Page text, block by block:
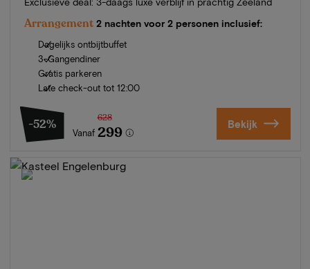
Arrangement 2 nachten voor 2 personen inclusief:
Dagelijks ontbijtbuffet
3-Gangendiner
Gratis parkeren
Late check-out tot 12:00
-52%
Vanaf
628
299 Bekijk